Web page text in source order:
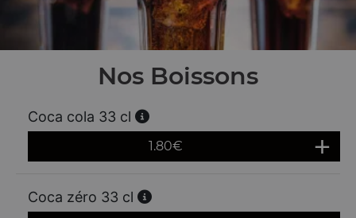
Nos Boissons
Coca cola 33 cl
1.80€
Coca zéro 33 cl